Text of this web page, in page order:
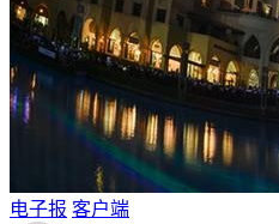
电子报 客户端